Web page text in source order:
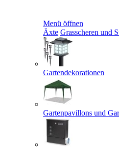
Menü öffnen
Äxte Grasscheren und
Gartendekorationen
Gartenpavillons und